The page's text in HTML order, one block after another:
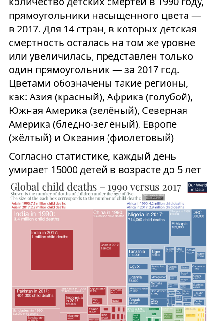
прямоугольники насыщенного цвета —
в 2017. Для 14 стран, в которых детская
смертность осталась на том же уровне
или увеличилась, представлен только
один прямоугольник — за 2017 год.
Цветами обозначены такие регионы,
как: Азия (красный), Африка (голубой),
Южная Америка (зелёный), Северная
Америка (бледно-зелёный), Европе
(жёлтый) и Океания (фиолетовый)
Согласно статистике, каждый день
умирает 15000 детей в возрасте до 5 лет